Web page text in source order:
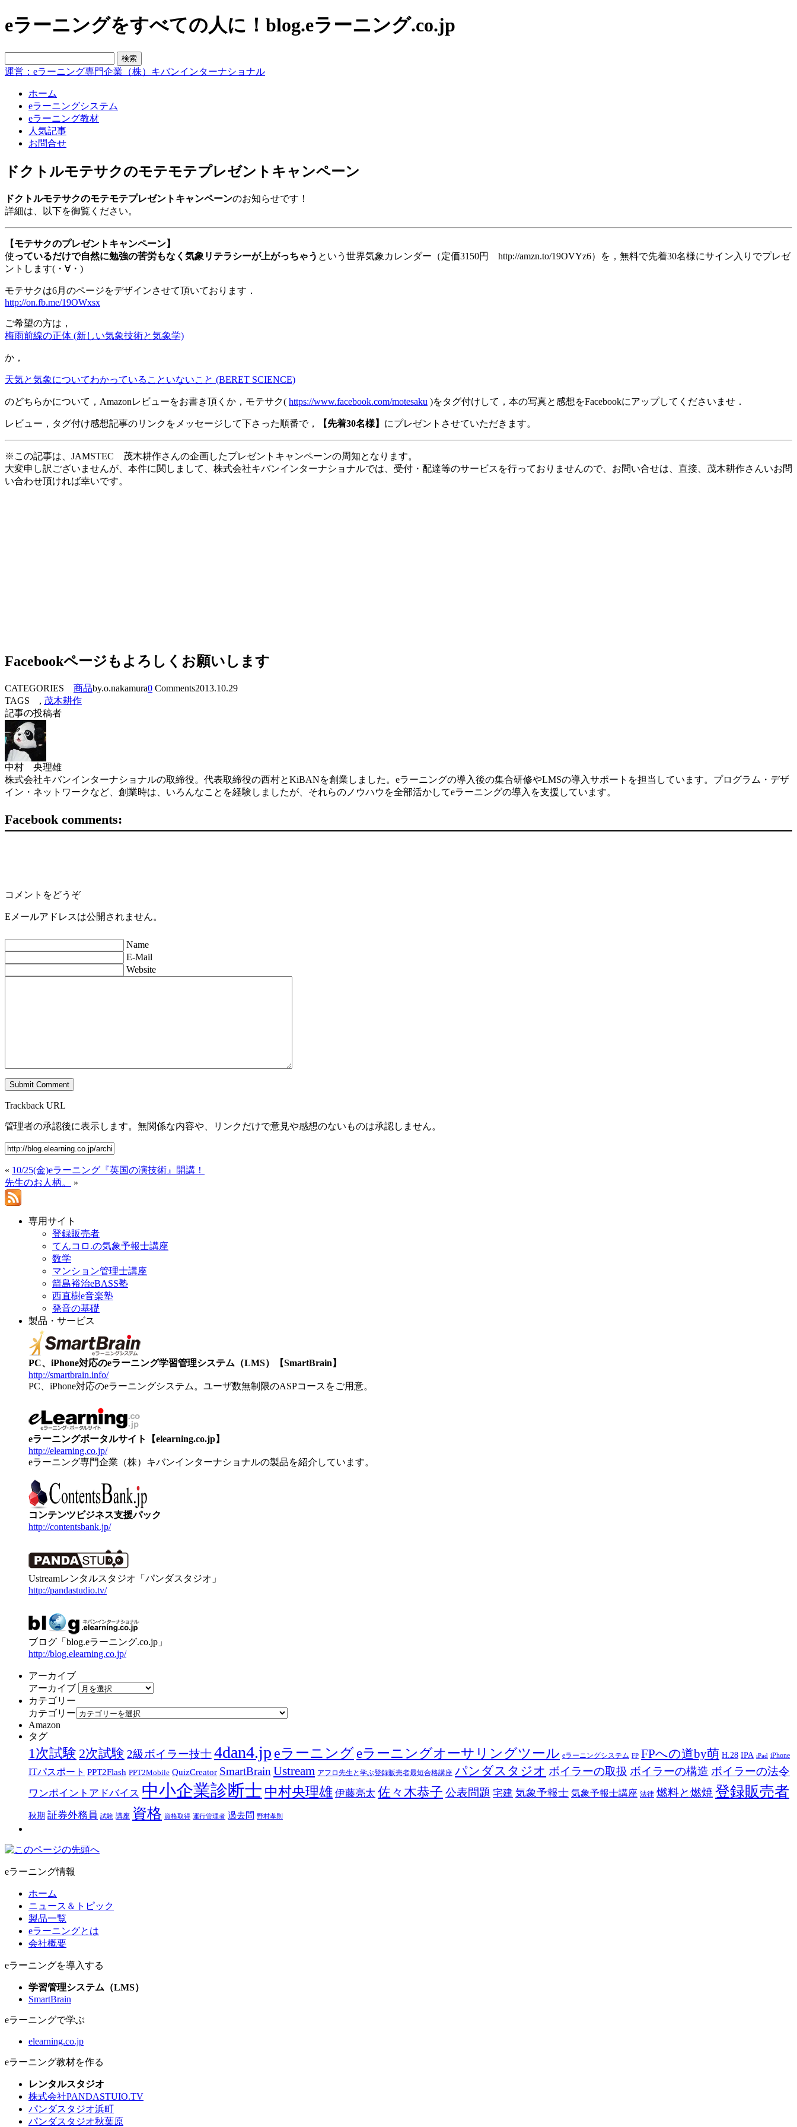
eラーニングをすべての人に！blog.eラーニング.co.jp
運営：eラーニング専門企業（株）キバンインターナショナル
ホーム
eラーニングシステム
eラーニング教材
人気記事
お問合せ
ドクトルモテサクのモテモテプレゼントキャンペーン
ドクトルモテサクのモテモテプレゼントキャンペーンのお知らせです！
詳細は、以下を御覧ください。
【モテサクのプレゼントキャンペーン】
使っているだけで自然に勉強の苦労もなく気象リテラシーが上がっちゃう という世界気象カレンダー（定価3150円 http://amzn.to/19OVYz6）を，無料で先着30名様にサイン入りでプレゼ
ントします(・∀・)
モテサクは6月のページをデザインさせて頂いております．
http://on.fb.me/19OWxsx
ご希望の方は，
梅雨前線の正体 (新しい気象技術と気象学)
か，
天気と気象についてわかっていることいないこと (BERET SCIENCE)
のどちらかについて，Amazonレビューをお書き頂くか，モテサク( https://www.facebook.com/motesaku )をタグ付けして，本の写真と感想をFacebookにアップしてくださいませ．
レビュー，タグ付け感想記事のリンクをメッセージして下さった順番で， 【先着30名様】 にプレゼントさせていただきます。
※この記事は、JAMSTEC 茂木耕作さんの企画したプレゼントキャンペーンの周知となります。
大変申し訳ございませんが、本件に関しまして、株式会社キバンインターナショナルでは、受付・配達等のサービスを行っておりませんので、お問い合せは、直接、茂木耕作さんいお問
い合わせ頂ければ幸いです。
Facebookページもよろしくお願いします
CATEGORIES 商品by.o.nakamura0 Comments2013.10.29
TAGS , 茂木耕作
記事の投稿者
中村 央理雄
株式会社キバンインターナショナルの取締役。代表取締役の西村とKiBANを創業しました。eラーニングの導入後の集合研修やLMSの導入サポートを担当しています。プログラム・デザ
イン・ネットワークなど、創業時は、いろんなことを経験しましたが、それらのノウハウを全部活かしてeラーニングの導入を支援しています。
Facebook comments:
コメントをどうぞ
Eメールアドレスは公開されません。
Name
E-Mail
Website
Trackback URL
管理者の承認後に表示します。無関係な内容や、リンクだけで意見や感想のないものは承認しません。
« 10/25(金)eラーニング『英国の演技術』開講！
先生のお人柄。
»
専用サイト
登録販売者
てんコロ.の気象予報士講座
数学
マンション管理士講座
箭島裕治eBASS塾
西直樹e音楽塾
発音の基礎
製品・サービス
PC、iPhone対応のeラーニング学習管理システム（LMS）【SmartBrain】
http://smartbrain.info/
PC、iPhone対応のeラーニングシステム。ユーザ数無制限のASPコースをご用意。
eラーニングポータルサイト【elearning.co.jp】
http://elearning.co.jp/
eラーニング専門企業（株）キバンインターナショナルの製品を紹介しています。
コンテンツビジネス支援パック
http://contentsbank.jp/
Ustreamレンタルスタジオ「パンダスタジオ」
http://pandastudio.tv/
ブログ「blog.eラーニング.co.jp」
http://blog.elearning.co.jp/
アーカイブ
アーカイブ
カテゴリー
カテゴリー
Amazon
タグ
1次試験 2次試験 2級ボイラー技士4dan4.jp eラーニング eラーニングオーサリングツール eラーニングシステム FP FPへの道by萌 H.28 IPA iPad iPhone
ITパスポート PPT2Flash PPT2Mobile QuizCreator SmartBrain Ustream アフロ先生と学ぶ登録販売者最短合格講座 パンダスタジオ ボイラーの取扱 ボイラーの構造 ボイラーの法令
ワンポイントアドバイス 中小企業診断士 中村央理雄 伊藤亮太 佐々木恭子 公表問題 宅建 気象予報士 気象予報士講座 法律 燃料と燃焼 登録販売者
秋期 証券外務員 試験 講座 資格 資格取得 運行管理者 過去問 野村孝則
eラーニング情報
ホーム
ニュース＆トピック
製品一覧
eラーニングとは
会社概要
eラーニングを導入する
学習管理システム（LMS）
SmartBrain
eラーニングで学ぶ
elearning.co.jp
eラーニング教材を作る
レンタルスタジオ
株式会社PANDASTUIO.TV
パンダスタジオ浜町
パンダスタジオ秋葉原